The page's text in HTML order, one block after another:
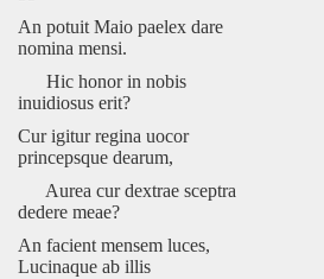
An potuit Maio paelex dare
nomina mensi.
Hic honor in nobis
inuidiosus erit?
Cur igitur regina uocor
princepsque dearum,
Aurea cur dextrae sceptra
dedere meae?
An facient mensem luces,
Lucinaque ab illis